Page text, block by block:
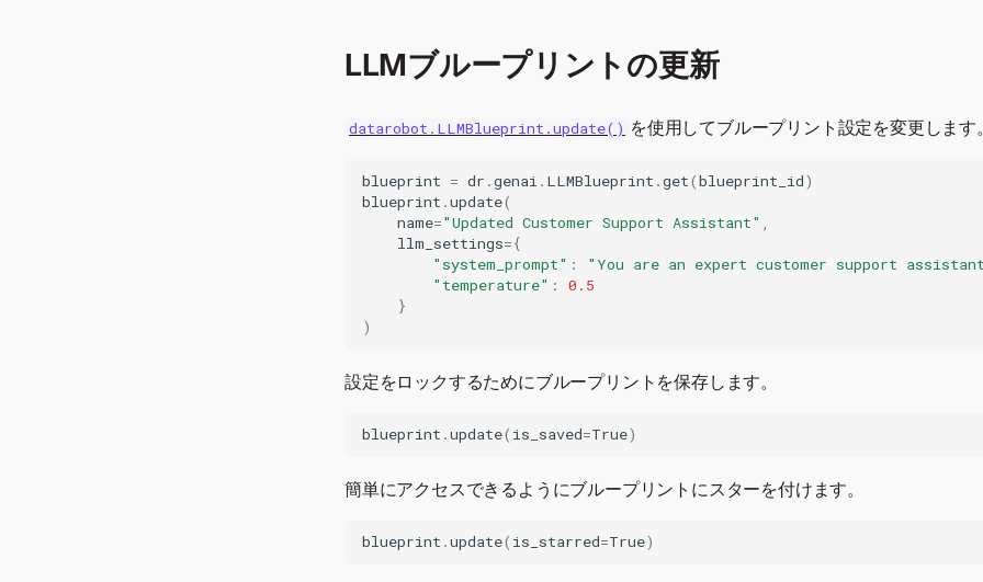
LLMブループリントの更新
datarobot.LLMBlueprint.update() を使用してブループリント設定を変更します。
blueprint = dr .genai . LLMBlueprint .get(blueprint_id)
blueprint .update(
name="Updated Customer Support Assistant" ,
llm_settings={
"system_prompt" : "You are an expert customer support
"temperature" :
0.5
}
)
設定をロックするためにブループリントを保存します。
blueprint .update( is_saved=True)
簡単にアクセスできるようにブループリントにスターを付けます。
blueprint .update( is_starred=True)